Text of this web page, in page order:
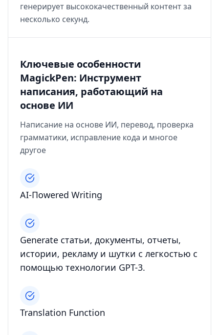
генерирует высококачественный контент за
несколько секунд.
Ключевые особенности
MagickPen: Инструмент
написания, работающий на
основе ИИ
Написание на основе ИИ, перевод, проверка
грамматики, исправление кода и многое
другое
AI-Пowered Writing
Generate статьи, документы, отчеты,
истории, рекламу и шутки с легкостью с
помощью технологии GPT-3.
Translation Function